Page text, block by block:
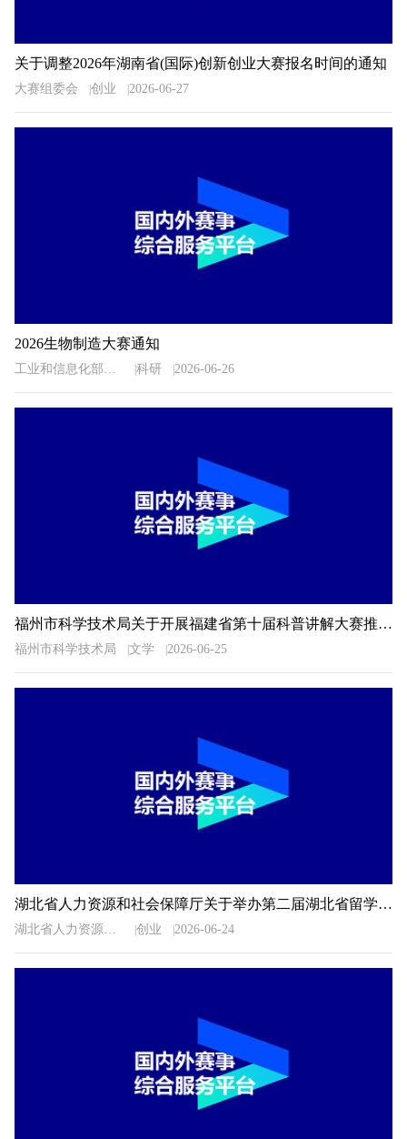
关于调整2026年湖南省(国际)创新创业大赛报名时间的通知
大赛组委会 创业 2026-06-27
2026生物制造大赛通知
工业和信息化部中小企业发展促进中心 科研 2026-06-26
福州市科学技术局关于开展福建省第十届科普讲解大赛推荐工作的通知
福州市科学技术局 文学 2026-06-25
湖北省人力资源和社会保障厅关于举办第二届湖北省留学人员创新创业大赛的通知
湖北省人力资源和社会保障厅 创业 2026-06-24